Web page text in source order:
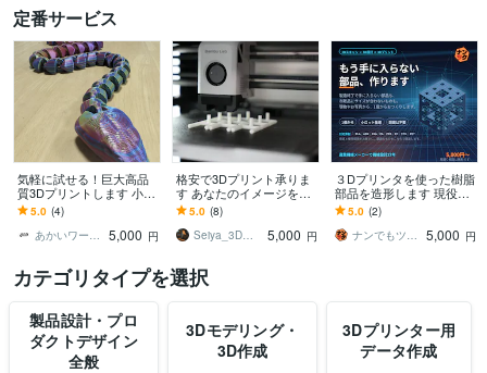
定番サービス
気軽に試せる！巨大高品
質3Dプリントします 小さ
いものから大きいものま
で格安で印刷できる！
5.0 (4)
あかいワークショップ
5,000 円
格安で3Dプリント承りま
す あなたのイメージを形
にしてみませんか？
5.0 (8)
Seiya_3Dプリント･動画編集
5,000 円
３Dプリンタを使った樹脂
部品を造形します 現役機
械設計者が造形－現物複
製OK！3Dスキャン対応サ
ービス
5.0 (2)
ナンでもツクる
5,000 円
カテゴリタイプを選択
製品設計・プロ
ダクトデザイン
全般
3Dモデリング・
3D作成
3Dプリンター用
データ作成